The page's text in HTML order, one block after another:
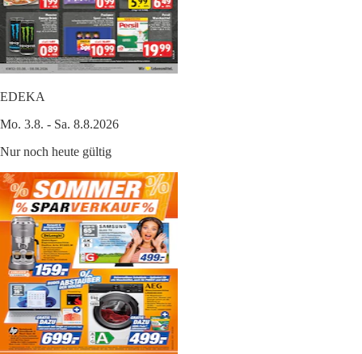
EDEKA
Mo. 3.8. - Sa. 8.8.2026
Nur noch heute gültig